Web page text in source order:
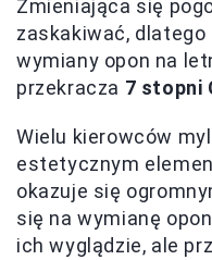
Zmieniająca się
zaskakiwać,
wymiany opon na
przekracza 7 stopni
Wielu kierowców
estetycznym
okazuje się
się na wymianę
ich wyglądzie, ale